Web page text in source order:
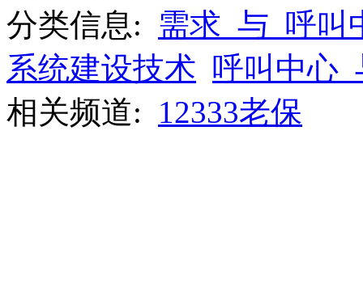
分类信息: 需求_与_呼叫
系统建设技术 呼叫中心
相关频道: 12333老保